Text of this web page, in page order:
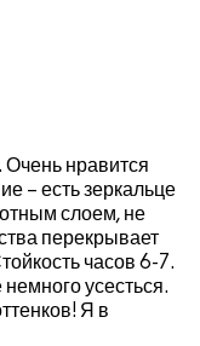
Очень нравится
– есть зеркальце
слоем, не
перекрывает
часов 6-7.
усесться.
Я в